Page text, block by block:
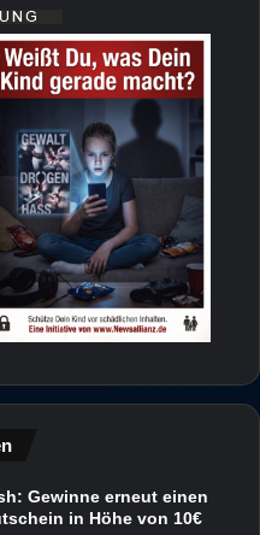
Gewinne erneut einen
in Höhe von 10€